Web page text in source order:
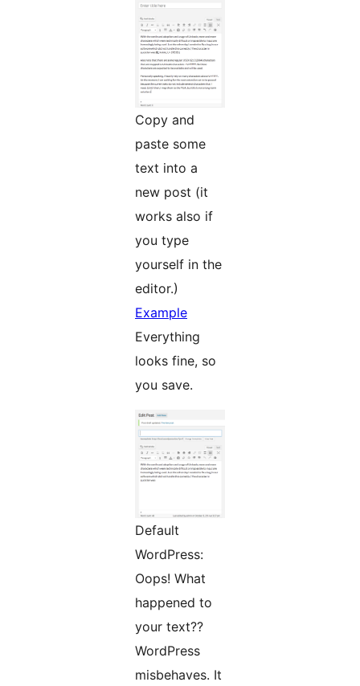
Copy and
paste some
text into a
new post (it
works also if
you type
yourself in the
editor.)
Example
Everything
looks fine, so
you save.
Default
WordPress:
Oops! What
happened to
your text??
WordPress
misbehaves. It